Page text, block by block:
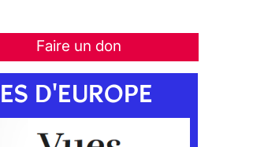
Faire un don
D'EUROPE